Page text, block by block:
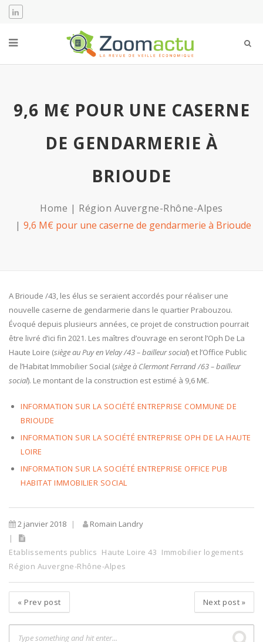
9,6 M€ POUR UNE CASERNE
DE GENDARMERIE À
BRIOUDE
Home
Région Auvergne-Rhône-Alpes
9,6 M€ pour une caserne de gendarmerie à Brioude
A Brioude /43, les élus se seraient accordés pour réaliser une
nouvelle caserne de gendarmerie dans le quartier Prabouzou.
Évoqué depuis plusieurs années, ce projet de construction pourrait
être livré d’ici fin 2021. Les maîtres d’ouvrage en seront l’Oph De La
Haute Loire (siège au Puy en Velay /43 – bailleur social) et l’Office Public
de l’Habitat Immobilier Social (siège à Clermont Ferrand /63 – bailleur
social). Le montant de la construction est estimé à 9,6 M€.
INFORMATION SUR LA SOCIÉTÉ ENTREPRISE COMMUNE DE
BRIOUDE
INFORMATION SUR LA SOCIÉTÉ ENTREPRISE OPH DE LA HAUTE
LOIRE
INFORMATION SUR LA SOCIÉTÉ ENTREPRISE OFFICE PUB
HABITAT IMMOBILIER SOCIAL
2 janvier 2018 Romain Landry
Etablissements publics Haute Loire 43 Immobilier logements
Région Auvergne-Rhône-Alpes
« Prev post Next post »